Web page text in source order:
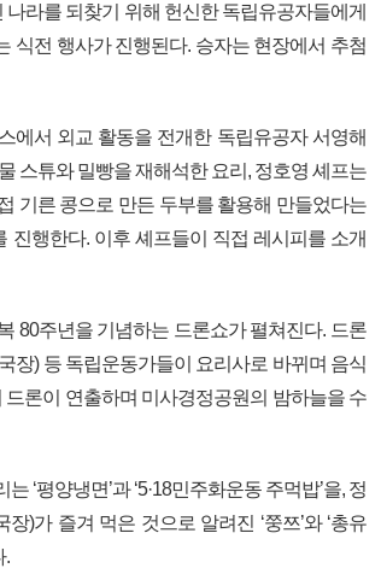
라를 되찾기 위해 헌신한 독립유공자들에게
식전 행사가 진행된다. 승자는 현장에서 추첨
에서 외교 활동을 전개한 독립유공자 서영해
스튜와 밀빵을 재해석한 요리, 정호영 셰프는
기른 콩으로 만든 두부를 활용해 만들었다는
진행한다. 이후 셰프들이 직접 레시피를 소개
80주년을 기념하는 드론쇼가 펼쳐진다. 드론
장) 등 독립운동가들이 요리사로 바뀌며 음식
론이 연출하며 미사경정공원의 밤하늘을 수
‘평양냉면’과 ‘5·18민주화운동 주먹밥’을, 정
)가 즐겨 먹은 것으로 알려진 ‘쭝쯔’와 ‘총유
.